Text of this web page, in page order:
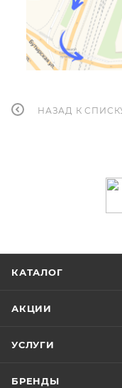
НАЗАД К
КАТАЛОГ
АКЦИИ
УСЛУГИ
БРЕНДЫ